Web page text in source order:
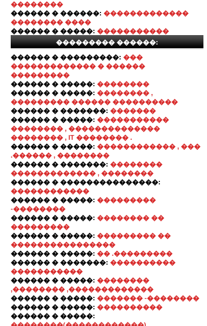
��������
������ � ������: �������������
�������� ����
������ � �����: �����������
��������� ������:
������ � ���������: ���
������������� � ������
���������
������ � �����: ��������
������ � �����: �������� ,
��������� ������ ����������
������ � �������: �������
������ � �����: �����������
�������� , ��������������
�������� , IT �������� .
������ � �����: ������������ , ���
.������ , ��������
������ � �������: ��������
������������� , ��������
������ � ���������������:
������������
������ � �����: ���������
-��������
������ � �����: �������� ��
���������
������ � �����: ��������� ��
����������������
������ � �����: �� .���������
������ � �������: ����������
�����������
������ � �����: ��������
,�������� ,�������������
������ � �����: ������� -��������
������ � �����: ����������
������ � �����: